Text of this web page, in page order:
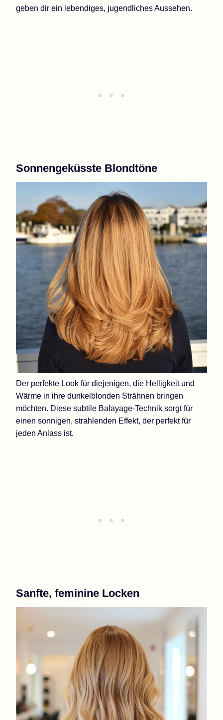
geben dir ein lebendiges, jugendliches Aussehen.
Sonnengeküsste Blondtöne
Der perfekte Look für diejenigen, die Helligkeit und
Wärme in ihre dunkelblonden Strähnen bringen
möchten. Diese subtile Balayage-Technik sorgt für
einen sonnigen, strahlenden Effekt, der perfekt für
jeden Anlass ist.
Sanfte, feminine Locken